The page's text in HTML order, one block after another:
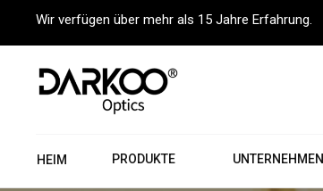
Wir verfügen über mehr als 15 Jahre Erfahrung.
HEIM PRODUKTE UNTERNEHMEN